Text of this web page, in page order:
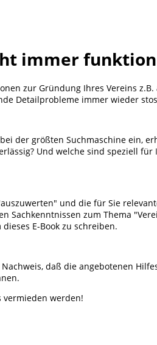
immer
zur Gründung Ihres Vereins
Detailprobleme immer wieder
der größten Suchmaschine ein,
Und welche sind speziell für
und die für Sie
Sachkenntnissen zum Thema
E-Book zu schreiben.
daß die angebotenen
vermieden werden!